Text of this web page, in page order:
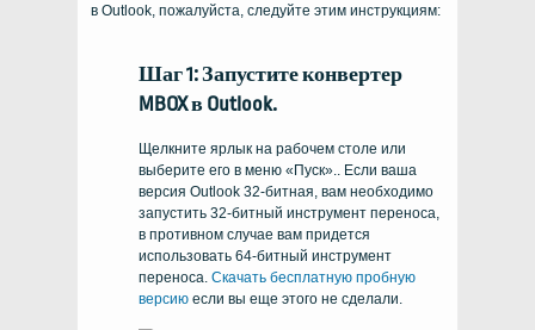
в Outlook, пожалуйста, следуйте этим инструкциям:
Шаг 1: Запустите конвертер
MBOX в Outlook.
Щелкните ярлык на рабочем столе или
выберите его в меню «Пуск».. Если ваша
версия Outlook 32-битная, вам необходимо
запустить 32-битный инструмент переноса,
в противном случае вам придется
использовать 64-битный инструмент
переноса. Скачать бесплатную пробную
версию если вы еще этого не сделали.